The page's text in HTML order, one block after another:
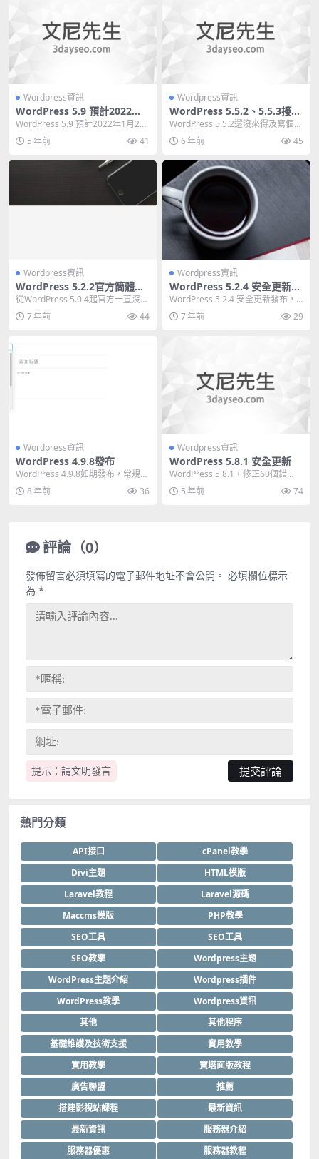
Wordpress資訊
WordPress 5.9 預計2022年1
月25日發布
WordPress 5.9 預計2022年1月25
日發布，目前版本是WordPr...
5 年前 41
Wordpress資訊
WordPress 5.5.2、5.5.3接踵
而至，5.6版預定于2020年12
月8日發布
WordPress 5.5.2還沒來得及寫個帖
子，兩天后，緊跟著5.5.3又冒出...
6 年前 45
Wordpress資訊
WordPress 5.2.2官方簡體中
文版終于出來了
從WordPress 5.0.4起官方一直沒有
完整的簡體中文版，WordPres...
7 年前 44
Wordpress資訊
WordPress 5.2.4 安全更新發
布
WordPress 5.2.4 安全更新發布，
這次更新重點就是修補之前的安全
漏洞...7 年前 29
Wordpress資訊
WordPress 4.9.8發布
WordPress 4.9.8如期發布，常規的
修正各種BUG和安全漏洞，建議立
即...8 年前 36
Wordpress資訊
WordPress 5.8.1 安全更新
WordPress 5.8.1，修正60個錯
誤，修復3個安全漏洞，3個安全漏
洞全...5 年前 74
評論（0）
提示：請文明發言
發佈留言必須填寫的電子郵件地址不會公開。 必填欄位標示
為 *
熱門分類
API接口
cPanel教學
Divi主題
HTML模版
Laravel教程
Laravel源碼
Maccms模版
PHP教學
SEO工具
SEO工具
SEO教學
Wordpress主題
WordPress主題介紹
Wordpress插件
WordPress教學
Wordpress資訊
其他
其他程序
基礎維護及技術支援
實用教學
實用教學
寶塔面版教程
廣告聯盟
推薦
搭建影視站課程
最新資訊
最新資訊
服務器介紹
服務器優惠
服務器教程